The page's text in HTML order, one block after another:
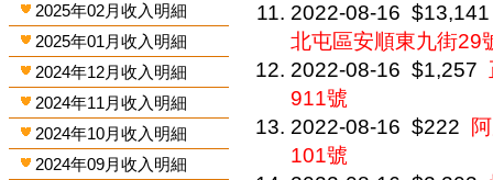
2025年02月收入明細
2025年01月收入明細
2024年12月收入明細
2024年11月收入明細
2024年10月收入明細
2024年09月收入明細
2022-08-16 $13,141
北屯區安順東九街29
2022-08-16 $1,257
911號
2022-08-16 $222
101號